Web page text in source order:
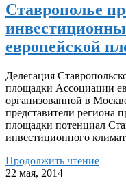
Ставрополье
европейской
Делегация
площадки Ассоциации
организованной в
представители региона
площадки потенциал
инвестиционного
Продолжить чтение
22 мая, 2014